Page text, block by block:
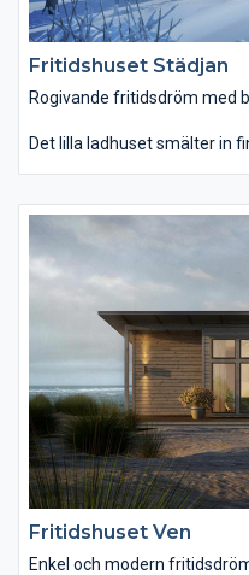
Fritidshuset Städjan
Rogivande fritidsdröm med
Det lilla ladhuset smälter in
av dem är flexibla med
13 sängplatser, vilket gör
problem! Ryggåstaket i
och rymd. Förutom sovrum
skidboden ger inte bara
pjäxor och ytterkläder.
Fritidshuset Ven
Enkel och modern